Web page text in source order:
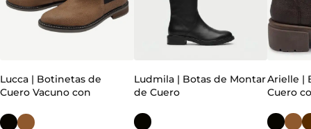
Lucca | Botinetas de
Cuero Vacuno con
Ludmila | Botas de Montar
de Cuero
Arielle |
Cuero